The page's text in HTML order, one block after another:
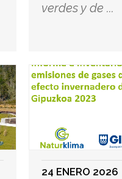
verdes y de ...
24 ENERO 2026